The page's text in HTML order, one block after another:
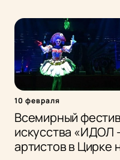
10 февраля
Всемирный
искусства «ИДОЛ
артистов в Цирке